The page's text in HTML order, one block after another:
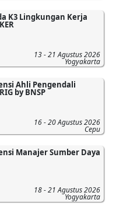
K3 Lingkungan Kerja
13 - 21 Agustus 2026
Yogyakarta
Ahli Pengendali
by BNSP
16 - 20 Agustus 2026
Cepu
Manajer Sumber Daya
18 - 21 Agustus 2026
Yogyakarta